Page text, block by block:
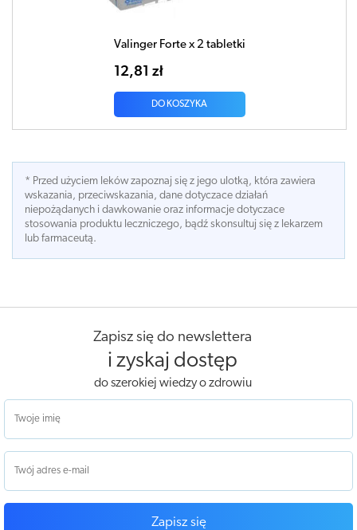
Valinger Forte x 2 tabletki
12,81 zł
DO KOSZYKA
* Przed użyciem leków zapoznaj się z jego ulotką, która zawiera
wskazania, przeciwskazania, dane dotyczace działań
niepożądanych i dawkowanie oraz informacje dotyczace
stosowania produktu leczniczego, bądź skonsultuj się z lekarzem
lub farmaceutą.
Zapisz się do newslettera
i zyskaj dostęp
do szerokiej wiedzy o zdrowiu
Zapisz się